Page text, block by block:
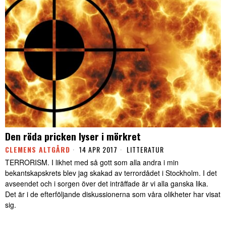
Den röda pricken lyser i mörkret
CLEMENS ALTGÅRD 14 APR 2017 LITTERATUR
TERRORISM. I likhet med så gott som alla andra i min
bekantskapskrets blev jag skakad av terrordådet i Stockholm. I det
avseendet och i sorgen över det inträffade är vi alla ganska lika.
Det är i de efterföljande diskussionerna som våra olikheter har visat
sig.